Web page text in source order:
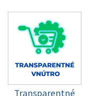
Transparentné